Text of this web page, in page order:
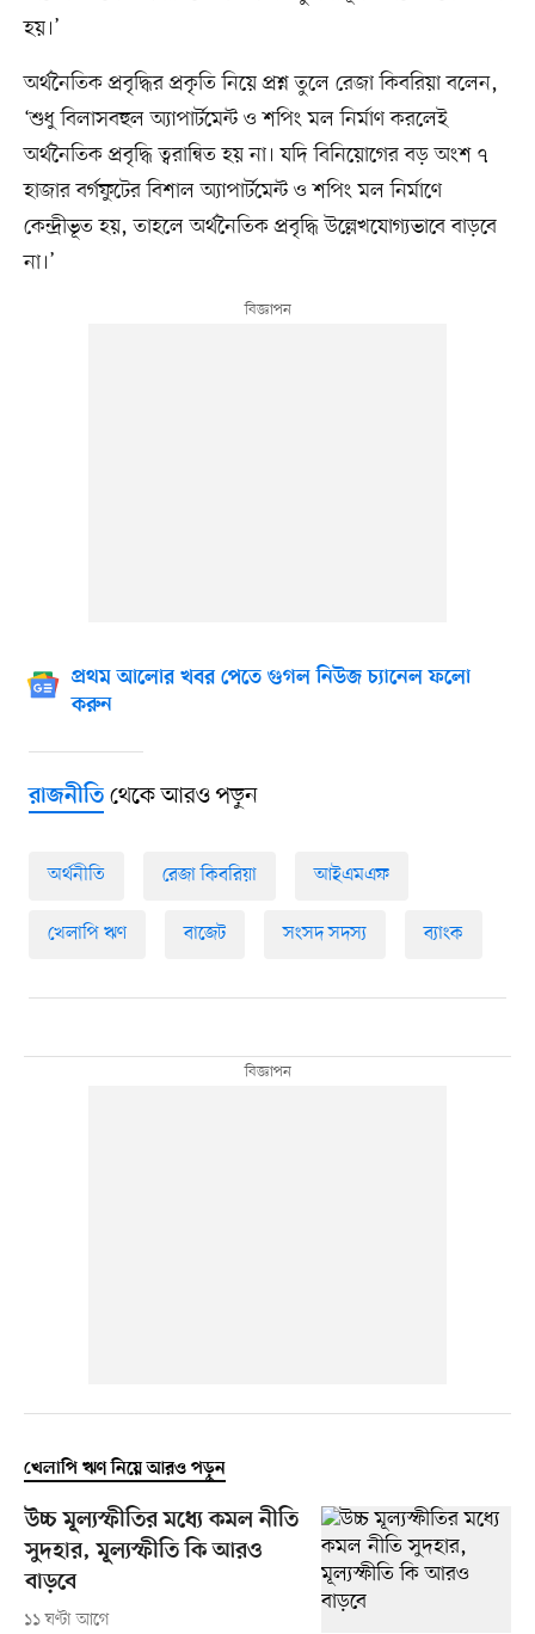
হয়।’
অর্থনৈতিক প্রবৃদ্ধির প্রকৃতি নিয়ে প্রশ্ন তুলে রেজা কিবরিয়া বলেন,
‘শুধু বিলাসবহুল অ্যাপার্টমেন্ট ও শপিং মল নির্মাণ করলেই
অর্থনৈতিক প্রবৃদ্ধি ত্বরান্বিত হয় না। যদি বিনিয়োগের বড় অংশ ৭
হাজার বর্গফুটের বিশাল অ্যাপার্টমেন্ট ও শপিং মল নির্মাণে
কেন্দ্রীভূত হয়, তাহলে অর্থনৈতিক প্রবৃদ্ধি উল্লেখযোগ্যভাবে বাড়বে
না।’
প্রথম আলোর খবর পেতে গুগল নিউজ চ্যানেল ফলো
করুন
রাজনীতিথেকে আরও পড়ুন
অর্থনীতি রেজা কিবরিয়া আইএমএফ
খেলাপি ঋণ বাজেট সংসদ সদস্য ব্যাংক
খেলাপি ঋণ নিয়ে আরও পড়ুন
উচ্চ মূল্যস্ফীতির মধ্যে কমল নীতি
সুদহার, মূল্যস্ফীতি কি আরও
বাড়বে
১১ ঘণ্টা আগে